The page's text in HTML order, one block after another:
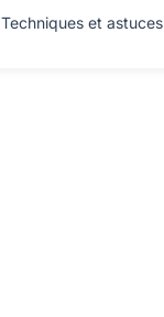
Techniques et astuces